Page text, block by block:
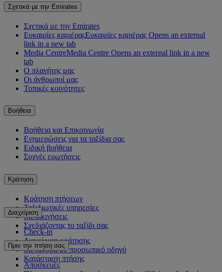
Σχετικά με την Emirates
Σχετικά με την Emirates
Ευκαιρίες καριέραςΕυκαιρίες καριέρας Opens an external
link in a new tab
Media CentreMedia Centre Opens an external link in a new
tab
Ο πλανήτης μας
Οι άνθρωποί μας
Τοπικές κοινότητες
Βοήθεια
Βοήθεια και Επικοινωνία
Ενημερώσεις για τα ταξίδια σας
Ειδική βοήθεια
Συχνές ερωτήσεις
Κράτηση
Κράτηση πτήσεων
Ταξιδιωτικές υπηρεσίες
Μετακινήσεις
Σχεδιάζοντας το ταξίδι σας
Διαχείριση
Check-in
Διαχείριση κράτησης
Μεταφορά με προσωπικό οδηγό
Κατάσταση πτήσης
Πριν την πτήση σας
Αποσκευές